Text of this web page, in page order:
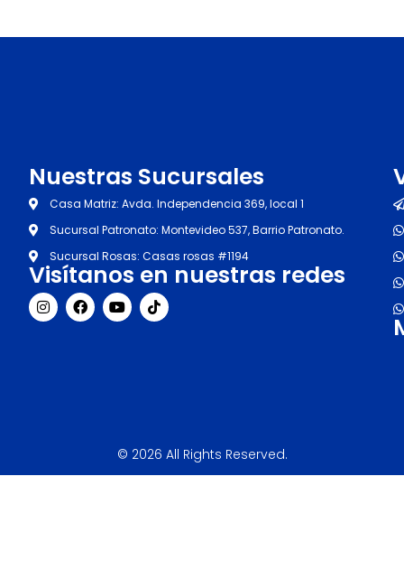
Nuestras Sucursales
Casa Matriz: Avda. Independencia 369, local 1
Sucursal Patronato: Montevideo 537, Barrio Patronato.
Sucursal Rosas: Casas rosas #1194
Visítanos en nuestras redes
I
n
s
F
a
c
Y
o
u
T
i
k
© 2026 All Rights Reserved.